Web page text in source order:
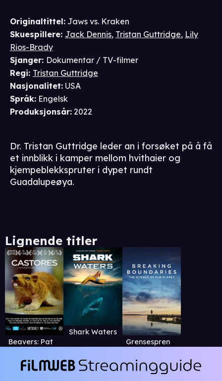
Originaltittel: Jaws vs. Kraken
Skuespillere: Jack Dennis, Tristan Guttridge, Lily
Rios-Brady
Sjanger: Dokumentar / TV-filmer
Regi: Tristan Guttridge
Nasjonalitet: USA
Språk: Engelsk
Produksjonsår: 2022
Dr. Tristan Guttridge leder an i forsøket på å få
et innblikk i kamper mellom hvithaier og
kjempeblekkspruter i dypet rundt
Guadalupeøya.
Lignende titler
Beavers: Patagonia invaders
Shark Waters
Grensesprengende vitenskap: Vårt utrolige hjem